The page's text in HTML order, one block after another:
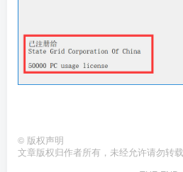
© 版权声明
文章版权归作者所有，未经允许请勿转载